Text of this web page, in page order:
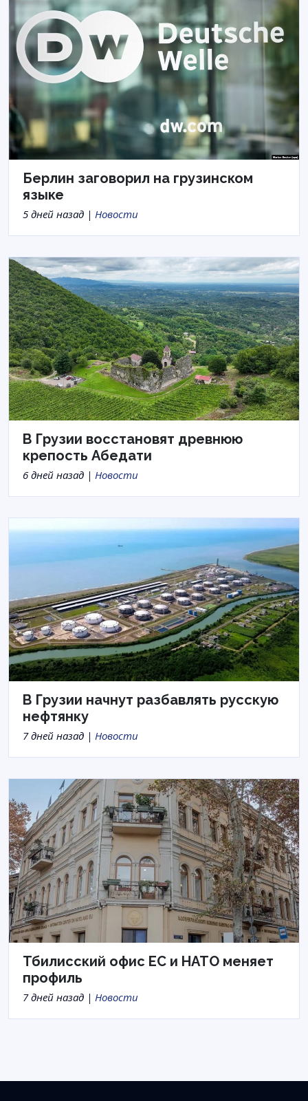
Берлин заговорил на грузинском
языке
5 дней назад | Новости
В Грузии восстановят древнюю
крепость Абедати
6 дней назад | Новости
В Грузии начнут разбавлять русскую
нефтянку
7 дней назад | Новости
Тбилисский офис ЕС и НАТО меняет
профиль
7 дней назад | Новости